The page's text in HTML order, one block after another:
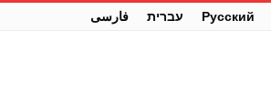
Pусский עברית فارسی